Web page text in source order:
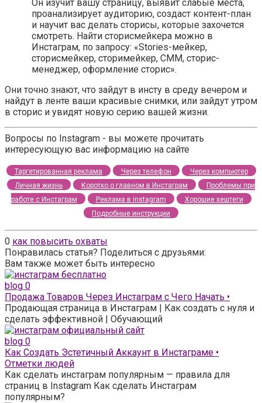
Он изучит вашу страницу, выявит слабые места,
проанализирует аудиторию, создаст контент-план
и научит вас делать сторисы, которые захочется
смотреть. Найти сторисмейкера можно в
Инстаграм, по запросу: «Stories-мейкер,
сторисмейкер, сторимейкер, СММ, сторис-
менеджер, оформление сторис».
Они точно знают, что зайдут в инсту в среду вечером и
найдут в ленте ваши красивые снимки, или зайдут утром
в сторис и увидят новую серию вашей жизни.
Вопросы по Instagram - вы можете прочитать
интересующую вас информацию на сайте
Таргетированная реклама Через телефон
Через компьютер
Личная жизнь
Коротко о главном в Инстаграм
Проблемы при
работе с Инстаграм
Реклама в instagram
Хорошие хештеги
Подробные инструкции
0 как повысить охваты
Понравилась статья? Поделиться с друзьями:
Вам также может быть интересно
blog 0
Продажа Товаров Через Инстаграм с Чего Начать •
Продающая страница в Инстаграм | Как создать с нуля и
сделать эффективной | Обучающий
blog 0
Как Создать Эстетичный Аккаунт в Инстаграме •
Отметки людей
Как сделать инстаграм популярным — правила для
страниц в Instagram Как сделать Инстаграм
популярным?